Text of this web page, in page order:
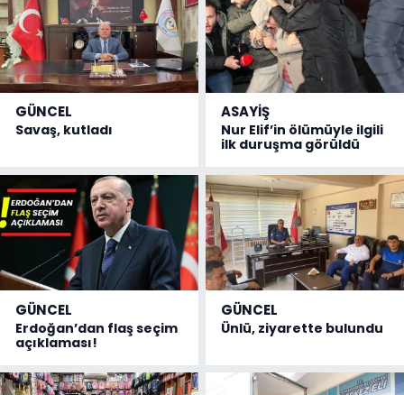
GÜNCEL
Savaş, kutladı
ASAYİŞ
Nur Elif’in ölümüyle ilgili
ilk duruşma görüldü
GÜNCEL
Erdoğan’dan flaş seçim
açıklaması!
GÜNCEL
Ünlü, ziyarette bulundu